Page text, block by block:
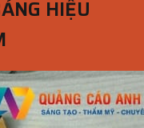
HIỆU